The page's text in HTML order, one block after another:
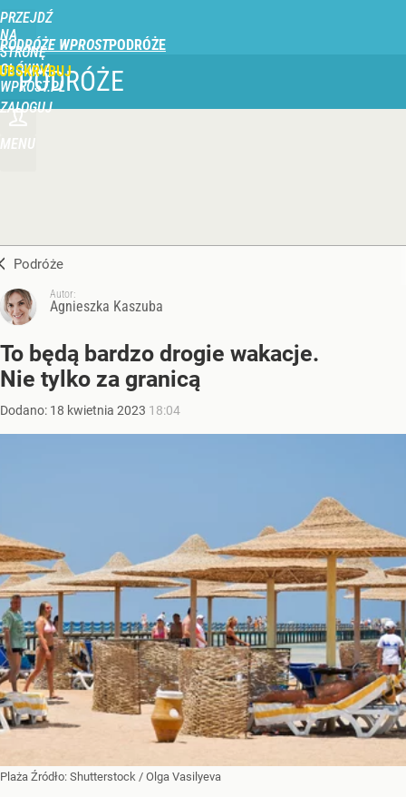
PRZEJDŹ
NA
STRONĘ
GŁÓWNĄ
WPROST.PL
PODRÓŻE WPROST
ZALOGUJ
MENU
PODRÓŻE
Podróże
Autor:
Agnieszka Kaszuba
To będą bardzo drogie wakacje.
Nie tylko za granicą
Dodano: 18 kwietnia 2023 18:04
Plaża Źródło: Shutterstock / Olga Vasilyeva